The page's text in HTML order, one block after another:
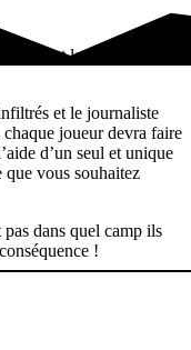
et le journaliste
et le journaliste
joueur devra faire
d’un seul et unique
vous souhaitez
dans quel camp ils
!